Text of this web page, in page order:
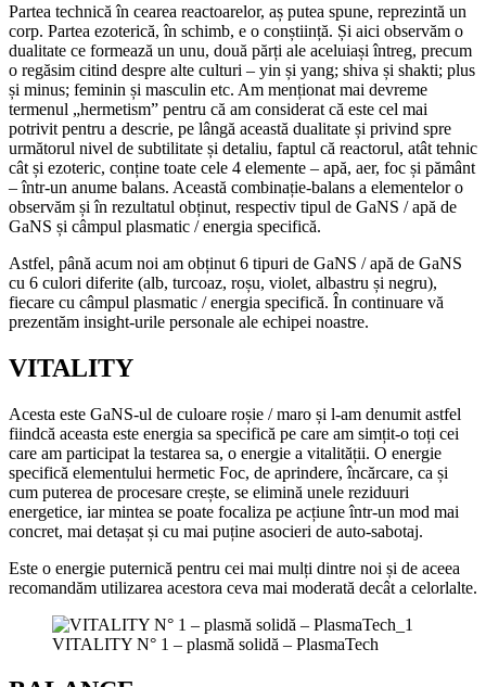
Partea technică în cearea reactoarelor, aș putea spune, reprezintă un
corp. Partea ezoterică, în schimb, e o conștiință. Și aici observăm o
dualitate ce formează un unu, două părți ale aceluiași întreg, precum
o regăsim citind despre alte culturi – yin și yang; shiva și shakti; plus
și minus; feminin și masculin etc. Am menționat mai devreme
termenul „hermetism” pentru că am considerat că este cel mai
potrivit pentru a descrie, pe lângă această dualitate și privind spre
următorul nivel de subtilitate și detaliu, faptul că reactorul, atât tehnic
cât și ezoteric, conține toate cele 4 elemente – apă, aer, foc și pământ
– într-un anume balans. Această combinație-balans a elementelor o
observăm și în rezultatul obținut, respectiv tipul de GaNS / apă de
GaNS și câmpul plasmatic / energia specifică.
Astfel, până acum noi am obținut 6 tipuri de GaNS / apă de GaNS
cu 6 culori diferite (alb, turcoaz, roșu, violet, albastru și negru),
fiecare cu câmpul plasmatic / energia specifică. În continuare vă
prezentăm insight-urile personale ale echipei noastre.
VITALITY
Acesta este GaNS-ul de culoare roșie / maro și l-am denumit astfel
fiindcă aceasta este energia sa specifică pe care am simțit-o toți cei
care am participat la testarea sa, o energie a vitalității. O energie
specifică elementului hermetic Foc, de aprindere, încărcare, ca și
cum puterea de procesare crește, se elimină unele reziduuri
energetice, iar mintea se poate focaliza pe acțiune într-un mod mai
concret, mai detașat și cu mai puține asocieri de auto-sabotaj.
Este o energie puternică pentru cei mai mulți dintre noi și de aceea
recomandăm utilizarea acestora ceva mai moderată decât a celorlalte.
VITALITY N° 1 – plasmă solidă – PlasmaTech